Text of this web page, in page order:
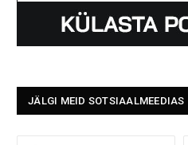
JÄLGI MEID SOTSIAALMEEDIAS